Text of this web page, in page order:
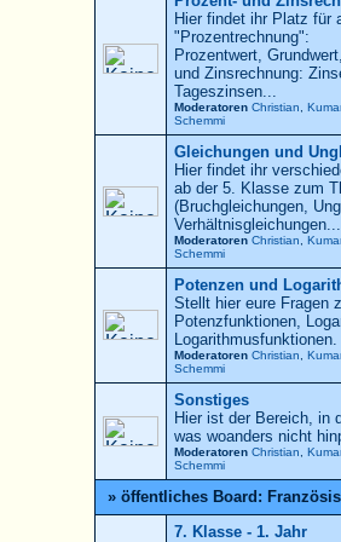
Hier findet ihr Platz für
"Prozentrechnung":
Prozentwert,
und Zinsrechnung:
Tageszinsen...
Moderatoren Christian
Kumar
Schemmi
Gleichungen und
Hier findet ihr
ab der 5. Klasse zum
(Bruchgleichungen,
Moderatoren Christian
Kumar
Schemmi
Potenzen und
Stellt hier eure Fragen
Potenzfunktionen,
Logarithmusfunktionen.
Moderatoren Christian
Kumar
Schemmi
Sonstiges
Hier ist der Bereich, in
was woanders nicht
Moderatoren Christian
Kumar
Schemmi
» öffentliches Board:
7. Klasse - 1. Jahr